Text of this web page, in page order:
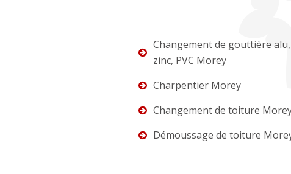
Changement de gouttière alu,
zinc, PVC Morey
Charpentier Morey
Changement de toiture
Démoussage de toiture